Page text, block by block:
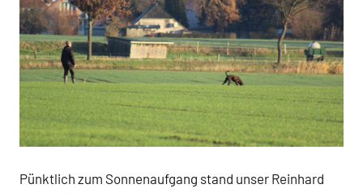
Pünktlich zum Sonnenaufgang stand unser Reinhard